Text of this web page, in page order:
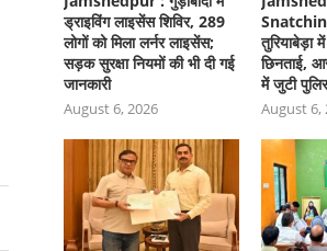
ड्राइविंग लाइसेंस शिविर, 289
लोगों को मिला लर्नर लाइसेंस;
सड़क सुरक्षा नियमों की भी दी गई
जानकारी
August 6, 2026
तुरियाबेड़ा
छिनताई,
में जुटी
August 6,